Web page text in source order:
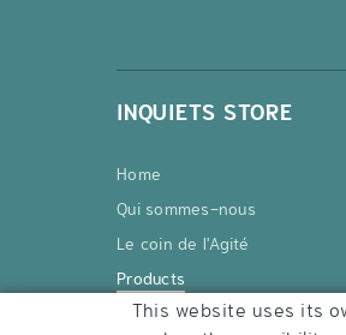
INQUIETS STORE
Home
Qui sommes-nous
Le coin de l'Agité
Products
Contact
This website uses its